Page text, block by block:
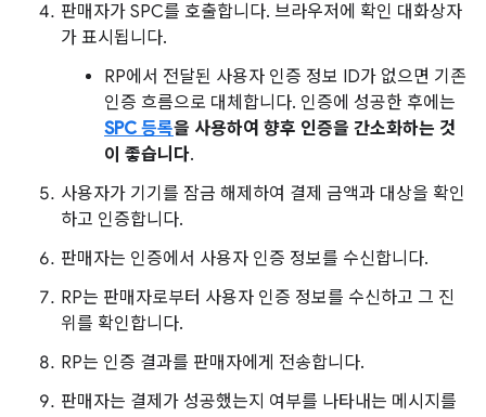
판매자가 SPC를 호출합니다. 브라우저에 확인 대화상자
가 표시됩니다.
RP에서 전달된 사용자 인증 정보 ID가 없으면 기존
인증 흐름으로 대체합니다. 인증에 성공한 후에는
SPC 등록을 사용하여 향후 인증을 간소화하는 것
이 좋습니다.
사용자가 기기를 잠금 해제하여 결제 금액과 대상을 확인
하고 인증합니다.
판매자는 인증에서 사용자 인증 정보를 수신합니다.
RP는 판매자로부터 사용자 인증 정보를 수신하고 그 진
위를 확인합니다.
RP는 인증 결과를 판매자에게 전송합니다.
판매자는 결제가 성공했는지 여부를 나타내는 메시지를